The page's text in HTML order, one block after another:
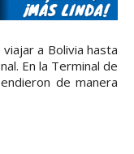
a Bolivia hasta
En la Terminal de
de manera